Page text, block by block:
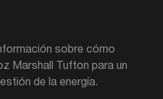
sobre cómo
Marshall Tufton para un
de la energía.